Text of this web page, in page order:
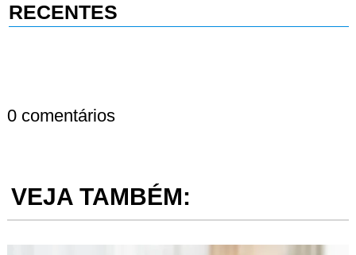
RECENTES
0 comentários
VEJA TAMBÉM: